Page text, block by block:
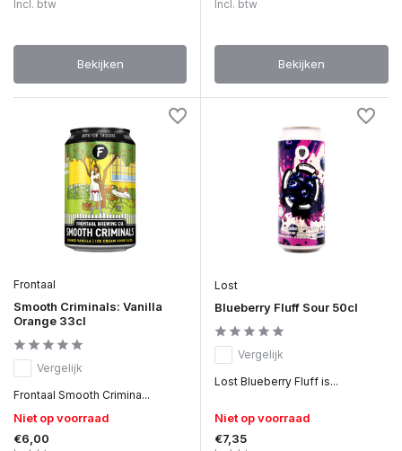
Incl. btw
Bekijken
Incl. btw
Bekijken
Frontaal
Smooth Criminals: Vanilla
Orange 33cl
Vergelijk
Frontaal Smooth Crimina...
Niet op voorraad
€6,00
Lost
Blueberry Fluff Sour 50cl
Vergelijk
Lost Blueberry Fluff is...
Niet op voorraad
€7,35